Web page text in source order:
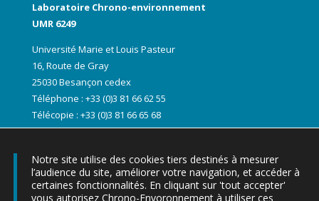
Laboratoire Chrono-environnement
UMR 6249
Université Marie et Louis Pasteur
16, Route de Gray
25030 Besançon cedex
Téléphone : +33 (0)3 81 66 62 55
Télécopie : +33 (0)3 81 66 65 68
Notre site utilise des cookies tiers destinés à mesurer
l’audience du site, améliorer votre navigation, et accéder à
certaines fonctionnalités. En cliquant sur 'tout accepter'
vous autorisez Chrono-Envoronnement à utiliser ces